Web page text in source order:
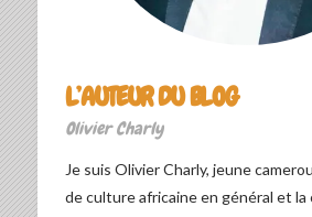
L’AUTEUR DU BLOG
Olivier Charly
Je suis Olivier Charly, jeune
de culture africaine en général et